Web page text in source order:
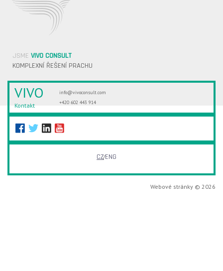
JSME VIVO CONSULT
KOMPLEXNÍ ŘEŠENÍ PRACHU
VIVO
Kontakt
info@vivoconsult.com
+420 602 443 914
CZENG
Webové stránky © 2026